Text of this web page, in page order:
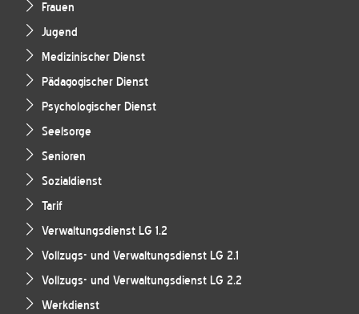
Frauen
Jugend
Medizinischer Dienst
Pädagogischer Dienst
Psychologischer Dienst
Seelsorge
Senioren
Sozialdienst
Tarif
Verwaltungsdienst LG 1.2
Vollzugs- und Verwaltungsdienst LG 2.1
Vollzugs- und Verwaltungsdienst LG 2.2
Werkdienst